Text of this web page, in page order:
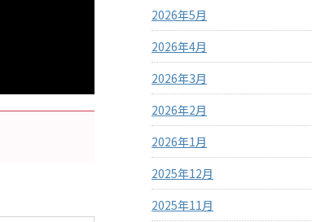
2026年5月
2026年4月
2026年3月
2026年2月
2026年1月
2025年12月
2025年11月